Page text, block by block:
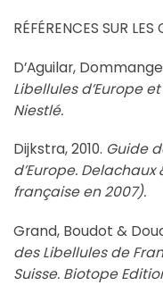
RÉFÉRENCES SUR LES
D’Aguilar,
Libellules d’Europe
Niestlé.
Dijkstra, 2010. Guide
d’Europe.
française en 2007).
Grand, Boudot &
des Libellules de
Suisse. Biotope